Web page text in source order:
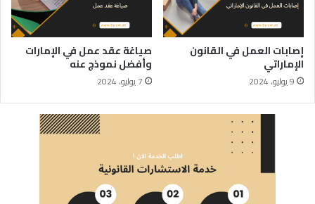
إصابات العمل في القانون
الإماراتي
9 يوليو، 2024
صياغة عقد عمل في الإمارات
وأفضل نموذج عنه
7 يوليو، 2024